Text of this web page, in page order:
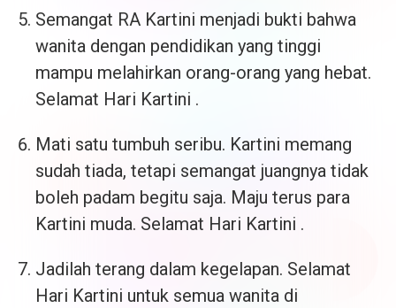
Semangat RA Kartini menjadi bukti bahwa
wanita dengan pendidikan yang tinggi
mampu melahirkan orang-orang yang hebat.
Selamat Hari Kartini .
Mati satu tumbuh seribu. Kartini memang
sudah tiada, tetapi semangat juangnya tidak
boleh padam begitu saja. Maju terus para
Kartini muda. Selamat Hari Kartini .
Jadilah terang dalam kegelapan. Selamat
Hari Kartini untuk semua wanita di